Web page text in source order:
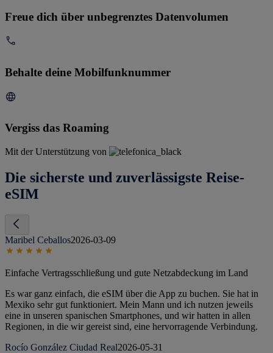
Freue dich über unbegrenztes Datenvolumen
Behalte deine Mobilfunknummer
Vergiss das Roaming
Mit der Unterstützung von
Die sicherste und zuverlässigste Reise-
eSIM
Maribel Ceballos2026-03-09
Einfache Vertragsschließung und gute Netzabdeckung im Land
Es war ganz einfach, die eSIM über die App zu buchen. Sie hat in
Mexiko sehr gut funktioniert. Mein Mann und ich nutzen jeweils
eine in unseren spanischen Smartphones, und wir hatten in allen
Regionen, in die wir gereist sind, eine hervorragende Verbindung.
Rocío González Ciudad Real2026-05-31